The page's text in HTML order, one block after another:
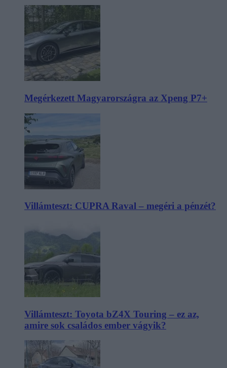
Megérkezett Magyarországra az Xpeng P7+
Villámteszt: CUPRA Raval – megéri a pénzét?
Villámteszt: Toyota bZ4X Touring – ez az,
amire sok családos ember vágyik?